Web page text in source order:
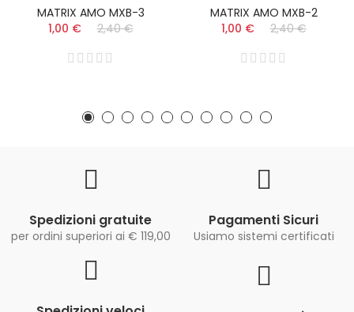
MATRIX AMO MXB-3
1,00 €
2,40 €
MATRIX AMO MXB-2
1,00 €
2,40 €
Spedizioni gratuite
per ordini superiori ai € 119,00
Pagamenti Sicuri
Usiamo sistemi certificati